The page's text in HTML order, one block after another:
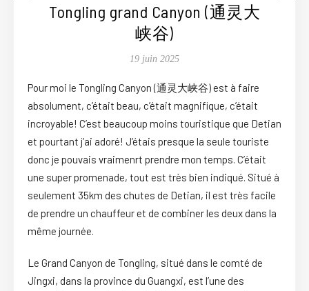
Tongling grand Canyon (通灵大
峡谷)
19 juin 2025
Pour moi le Tongling Canyon (通灵大峡谷) est à faire
absolument, c’était beau, c’était magnifique, c’était
incroyable! C’est beaucoup moins touristique que Detian
et pourtant j’ai adoré! J’étais presque la seule touriste
donc je pouvais vraimenrt prendre mon temps. C’était
une super promenade, tout est très bien indiqué. Situé à
seulement 35km des chutes de Detian, il est très facile
de prendre un chauffeur et de combiner les deux dans la
même journée.
Le Grand Canyon de Tongling, situé dans le comté de
Jingxi, dans la province du Guangxi, est l’une des